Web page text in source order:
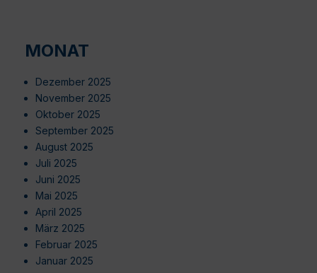
MONAT
Dezember 2025
November 2025
Oktober 2025
September 2025
August 2025
Juli 2025
Juni 2025
Mai 2025
April 2025
März 2025
Februar 2025
Januar 2025